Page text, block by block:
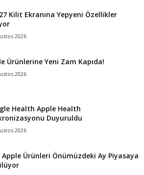
Kilit Ekranına Yepyeni Özellikler
2026
Ürünlerine Yeni Zam Kapıda!
2026
Health Apple Health
Duyuruldu
2026
Apple Ürünleri Önümüzdeki Ay Piyasaya